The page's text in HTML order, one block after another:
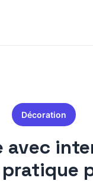
Décoration
avec